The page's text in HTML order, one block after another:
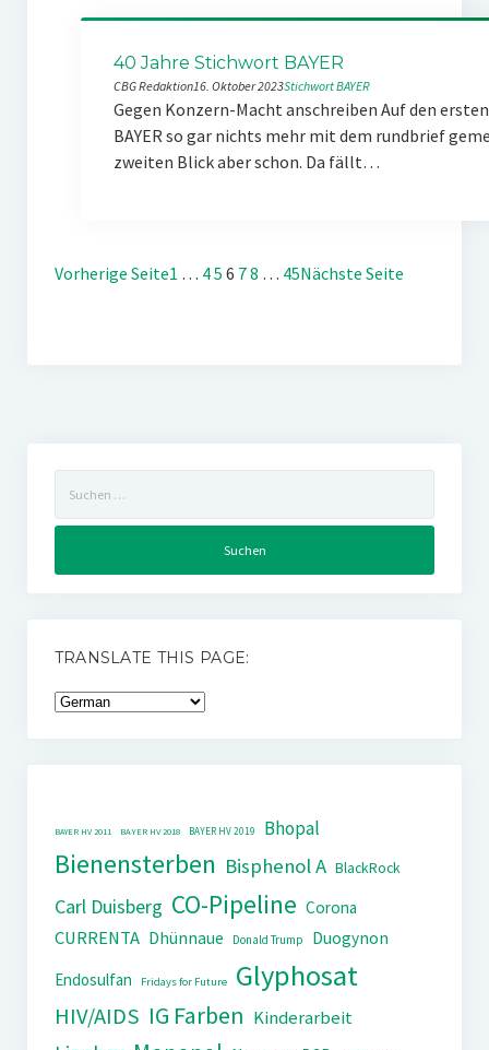
40 Jahre Stichwort BAYER
CBG Redaktion16. Oktober 2023Stichwort BAYER
Gegen Konzern-Macht anschreiben Auf den
BAYER so gar nichts mehr mit dem rundbrief
zweiten Blick aber schon. Da fällt…
Vorherige Seite1 … 45 6 78 … 45Nächste Seite
nach:
TRANSLATE THIS PAGE:
BAYER HV 2011 BAYER HV 2018 BAYER HV 2019 Bhopal
Bienensterben Bisphenol A BlackRock
Carl Duisberg CO-Pipeline Corona
CURRENTA Dhünnaue Donald Trump
Duogynon
Endosulfan
Fridays for Future Glyphosat
HIV/AIDS IG Farben Kinderarbeit